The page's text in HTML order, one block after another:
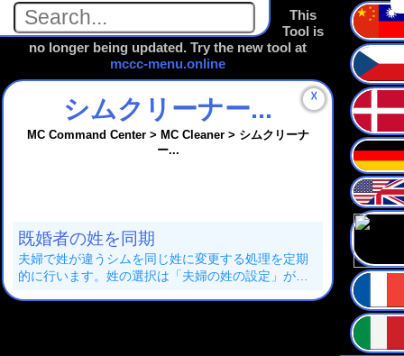
This
Tool is
no longer being updated. Try the new tool at
mccc-menu.online
☓
シムクリーナー...
MC Command Center > MC Cleaner > シムクリーナ
ー...
既婚者の姓を同期
夫婦で姓が違うシムを同じ姓に変更する処理を定期
的に行います。姓の選択は「夫婦の姓の設定」が使